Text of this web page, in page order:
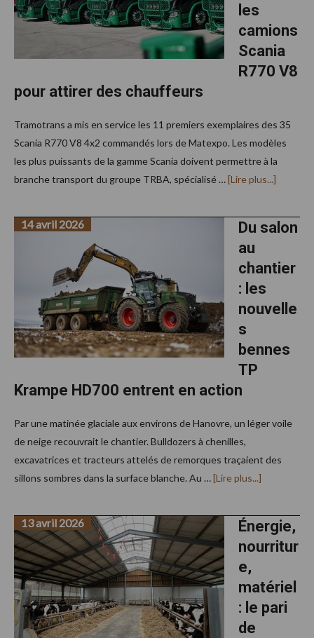
les
camions
Scania
R770 V8
pour attirer des chauffeurs
Tramotrans a mis en service les 11 premiers exemplaires des 35
Scania R770 V8 4x2 commandés lors de Matexpo. Les modèles
les plus puissants de la gamme Scania doivent permettre à la
branche transport du groupe TRBA, spécialisé …[Lire plus...]
sur
les
R770
attirer
des
Du salon
au
chantier
: les
nouvelle
s
bennes
TP
Krampe HD700 entrent en action
14 avril 2026
Par une matinée glaciale aux environs de Hanovre, un léger voile
de neige recouvrait le chantier. Bulldozers à chenilles,
excavatrices et tracteurs attelés de remorques traçaient des
sillons sombres dans la surface blanche. Au …[Lire plus...]
chantier
:
les
nouvelles
TP
Krampe
HD700
entrent
Énergie,
nourritur
e,
matériel
: le pari
de
13 avril 2026